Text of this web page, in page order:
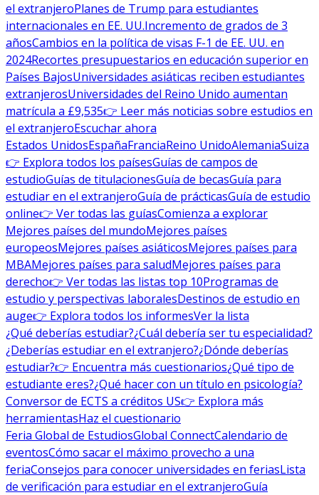
el extranjeroPlanes de Trump para estudiantes
internacionales en EE. UU.Incremento de grados de 3
añosCambios en la política de visas F-1 de EE. UU. en
2024Recortes presupuestarios en educación superior en
Países BajosUniversidades asiáticas reciben estudiantes
extranjerosUniversidades del Reino Unido aumentan
matrícula a £9,535👉 Leer más noticias sobre estudios en
el extranjeroEscuchar ahora
Estados UnidosEspañaFranciaReino UnidoAlemaniaSuiza
👉 Explora todos los paísesGuías de campos de
estudioGuías de titulacionesGuía de becasGuía para
estudiar en el extranjeroGuía de prácticasGuía de estudio
online👉 Ver todas las guíasComienza a explorar
Mejores países del mundoMejores países
europeosMejores países asiáticosMejores países para
MBAMejores países para saludMejores países para
derecho👉 Ver todas las listas top 10Programas de
estudio y perspectivas laboralesDestinos de estudio en
auge👉 Explora todos los informesVer la lista
¿Qué deberías estudiar?¿Cuál debería ser tu especialidad?
¿Deberías estudiar en el extranjero?¿Dónde deberías
estudiar?👉 Encuentra más cuestionarios¿Qué tipo de
estudiante eres?¿Qué hacer con un título en psicología?
Conversor de ECTS a créditos US👉 Explora más
herramientasHaz el cuestionario
Feria Global de EstudiosGlobal ConnectCalendario de
eventosCómo sacar el máximo provecho a una
feriaConsejos para conocer universidades en feriasLista
de verificación para estudiar en el extranjeroGuía